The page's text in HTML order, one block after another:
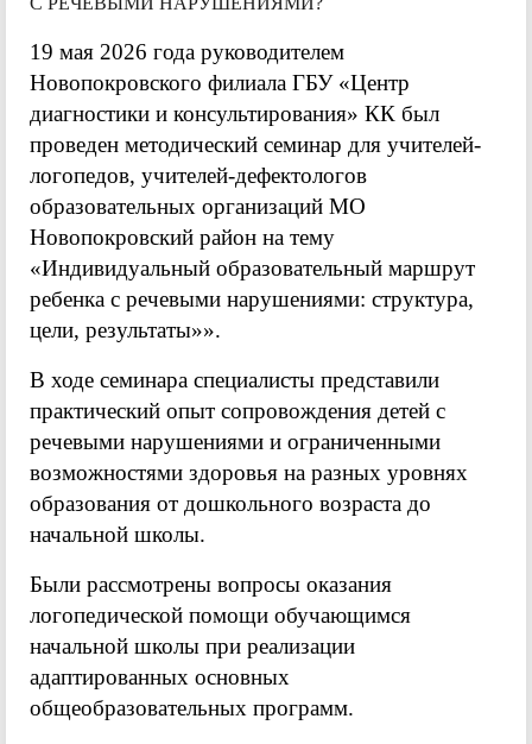
19 мая 2026 года руководителем
Новопокровского филиала ГБУ «Центр
диагностики и консультирования» КК был
проведен методический семинар для учителей-
логопедов, учителей-дефектологов
образовательных организаций МО
Новопокровский район на тему
«Индивидуальный образовательный маршрут
ребенка с речевыми нарушениями: структура,
цели, результаты»».
В ходе семинара специалисты представили
практический опыт сопровождения детей с
речевыми нарушениями и ограниченными
возможностями здоровья на разных уровнях
образования от дошкольного возраста до
начальной школы.
Были рассмотрены вопросы оказания
логопедической помощи обучающимся
начальной школы при реализации
адаптированных основных
общеобразовательных программ.